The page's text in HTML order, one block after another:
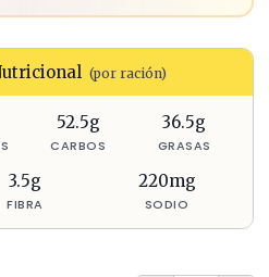
(por ración)
52.5g
CARBOS
36.5g
GRASAS
3.5g
FIBRA
220mg
SODIO